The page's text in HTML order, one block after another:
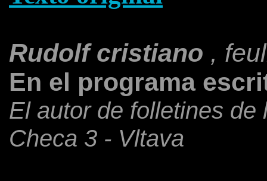
Rudolf cristiano ,
En el programa
El autor de folletines
Checa 3 - Vltava